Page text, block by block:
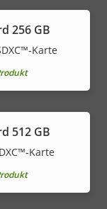
256 GB
Karte
512 GB
Karte